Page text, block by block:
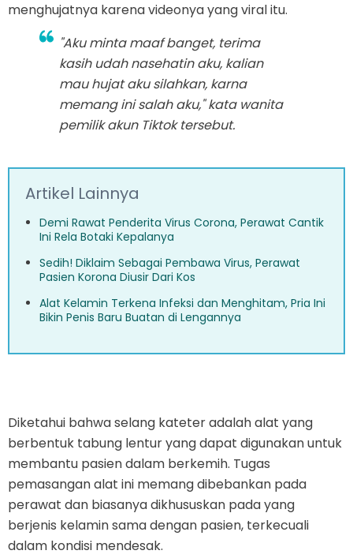
menghujatnya karena videonya yang viral itu.
"Aku minta maaf banget, terima
kasih udah nasehatin aku, kalian
mau hujat aku silahkan, karna
memang ini salah aku," kata wanita
pemilik akun Tiktok tersebut.
Artikel Lainnya
Demi Rawat Penderita Virus Corona, Perawat Cantik
Ini Rela Botaki Kepalanya
Sedih! Diklaim Sebagai Pembawa Virus, Perawat
Pasien Korona Diusir Dari Kos
Alat Kelamin Terkena Infeksi dan Menghitam, Pria Ini
Bikin Penis Baru Buatan di Lengannya
Diketahui bahwa selang kateter adalah alat yang
berbentuk tabung lentur yang dapat digunakan untuk
membantu pasien dalam berkemih. Tugas
pemasangan alat ini memang dibebankan pada
perawat dan biasanya dikhususkan pada yang
berjenis kelamin sama dengan pasien, terkecuali
dalam kondisi mendesak.